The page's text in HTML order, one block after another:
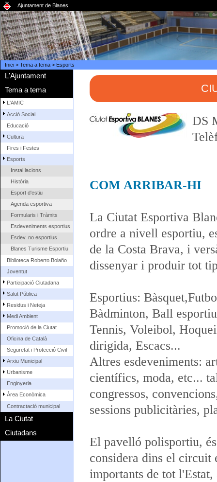
Ajuntament de Blanes
Inici> Tema a tema> Esports
L'Ajuntament
Tema a tema
L'AMIC
Acció Social
Educació
Cultura
Fires i Festes
Esports
Instal.lacions
Història
Esport d'estiu
Agenda esportiva
Formularis i Tràmits
Esdeveniments esportius
Esdev. no esportius
Blanes Turisme Esportiu
Biblioteca Roberto Bolaño
Joventut
Participació Ciutadana
Salut Pública
Residus i Neteja
Medi Ambient
Promoció de la Ciutat
Oficina de Català
Seguretat i Protecció Civil
Arxiu Municipal
Urbanisme
Enginyeria
Àrea Econòmica
Contractació municipal
La Ciutat
Ciutadans
DS
COM ARRIBAR-HI
La Ciutat Esportiva
ordre a nivell esportiu,
de la Costa Brava, i
dissenyar i produir tot
Esportius:
Bàdminton, Ball
Tennis, Voleibol,
dirigida, Escacs...
Altres esdeveniments:
científics, moda, etc...
congressos,
sessions publicitàries,
El pavelló polisportiu,
considera dins el circuit
importants de tot